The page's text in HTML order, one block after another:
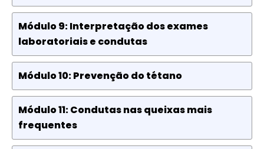
Módulo 9: Interpretação dos exames
laboratoriais e condutas
Módulo 10: Prevenção do tétano
Módulo 11: Condutas nas queixas mais
frequentes